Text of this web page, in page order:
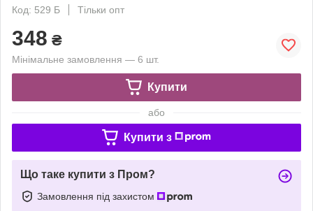
Код: 529 Б
Тільки опт
348 ₴
Мінімальне замовлення — 6 шт.
Купити
або
Купити з
Що таке купити з Пром?
Замовлення під захистом